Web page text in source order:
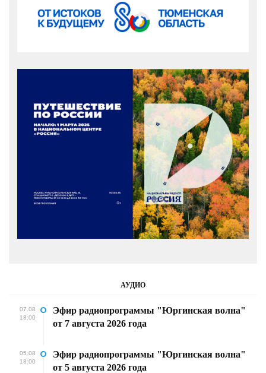
АУДИО
07.08
18:00
Эфир радиопрограммы "Юргинская волна"
от 7 августа 2026 года
05.08
18:00
Эфир радиопрограммы "Юргинская волна"
от 5 августа 2026 года